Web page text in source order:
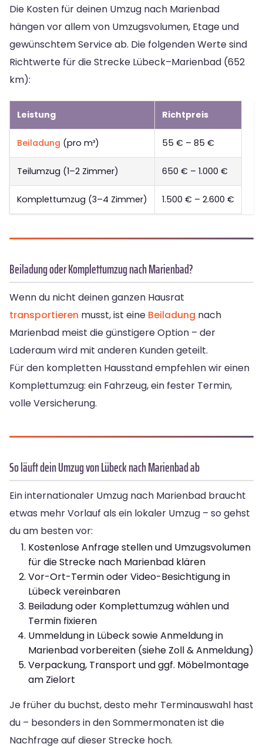
Die Kosten für deinen Umzug nach Marienbad
hängen vor allem von Umzugsvolumen, Etage und
gewünschtem Service ab. Die folgenden Werte sind
Richtwerte für die Strecke Lübeck–Marienbad (652
km):
Leistung Richtpreis
Beiladung (pro m³) 55 € – 85 €
Teilumzug (1–2 Zimmer) 650 € – 1.000 €
Komplettumzug (3–4 Zimmer) 1.500 € – 2.600 €
Beiladung oder Komplettumzug nach Marienbad?
Wenn du nicht deinen ganzen Hausrat
transportieren musst, ist eine Beiladung nach
Marienbad meist die günstigere Option – der
Laderaum wird mit anderen Kunden geteilt.
Für den kompletten Hausstand empfehlen wir einen
Komplettumzug: ein Fahrzeug, ein fester Termin,
volle Versicherung.
So läuft dein Umzug von Lübeck nach Marienbad ab
Ein internationaler Umzug nach Marienbad braucht
etwas mehr Vorlauf als ein lokaler Umzug – so gehst
du am besten vor:
Kostenlose Anfrage stellen und Umzugsvolumen
für die Strecke nach Marienbad klären
Vor-Ort-Termin oder Video-Besichtigung in
Lübeck vereinbaren
Beiladung oder Komplettumzug wählen und
Termin fixieren
Ummeldung in Lübeck sowie Anmeldung in
Marienbad vorbereiten (siehe Zoll & Anmeldung)
Verpackung, Transport und ggf. Möbelmontage
am Zielort
Je früher du buchst, desto mehr Terminauswahl hast
du – besonders in den Sommermonaten ist die
Nachfrage auf dieser Strecke hoch.